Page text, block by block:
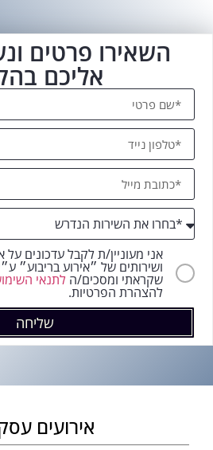
השאירו פרטים
אליכם
אני מעוניין/ת לקבל עדכונים על
ושירותים של ״אירוע בריבוע״
שקראתי ומסכים/הלתנאי
להצהרת הפרטיות.
שליחה
אירועים